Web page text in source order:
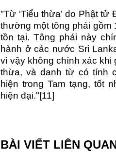
"Từ ‘Tiểu thừa’ do Phật
thường một tông phái gồm
tồn tại. Tông phái này
hành ở các nước Sri
vì vậy không chính xác khi
thừa, và danh từ có tính
hiện trong Tam tạng, tốt
hiện đại."[11]
BÀI VIẾT LIÊN